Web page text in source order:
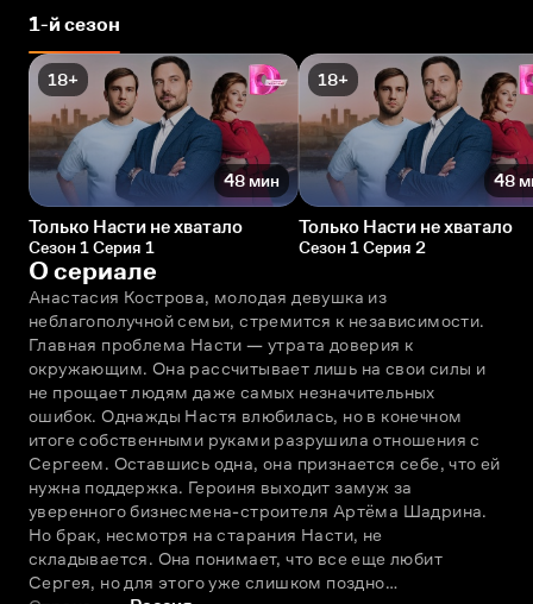
1-й сезон
18+
48 мин
Только Насти не хватало
Сезон 1 Серия 1
18+
48
Только Насти не хватало
Сезон 1 Серия 2
О сериале
Анастасия Кострова, молодая девушка из
неблагополучной семьи, стремится к независимости.
Главная проблема Насти — утрата доверия к
окружающим. Она рассчитывает лишь на свои силы и
не прощает людям даже самых незначительных
ошибок. Однажды Настя влюбилась, но в конечном
итоге собственными руками разрушила отношения с
Сергеем. Оставшись одна, она признается себе, что ей
нужна поддержка. Героиня выходит замуж за
уверенного бизнесмена-строителя Артёма Шадрина.
Но брак, несмотря на старания Насти, не
складывается. Она понимает, что все еще любит
Сергея, но для этого уже слишком поздно…